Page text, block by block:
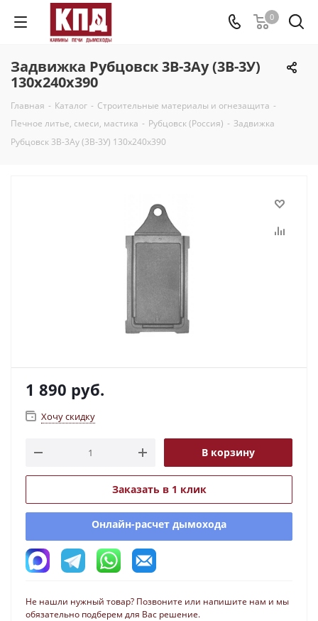
0
Задвижка Рубцовск 3В-3Ау (3В-3У)
130х240х390
Главная - Каталог - Строительные материалы и огнезащита -
Печное литье, смеси, мастика - Рубцовск (Россия) - Задвижка
Рубцовск 3В-3Ау (3В-3У) 130х240х390
1 890 руб.
Хочу скидку
В корзину
Заказать в 1 клик
Онлайн-расчет дымохода
Не нашли нужный товар? Позвоните или напишите нам и мы
обязательно подберем для Вас решение.